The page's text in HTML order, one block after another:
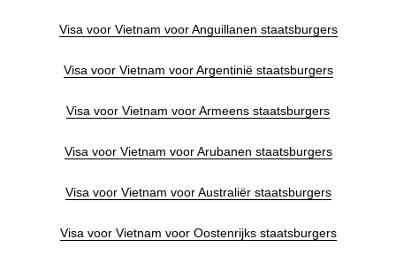
Visa voor Vietnam voor Anguillanen staatsburgers
Visa voor Vietnam voor Argentinië staatsburgers
Visa voor Vietnam voor Armeens staatsburgers
Visa voor Vietnam voor Arubanen staatsburgers
Visa voor Vietnam voor Australiër staatsburgers
Visa voor Vietnam voor Oostenrijks staatsburgers